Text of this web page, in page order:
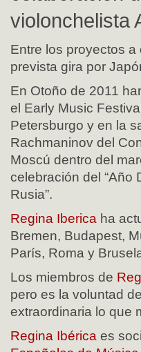
violonchelista
Entre los proyectos
prevista gira por
En Otoño de 2011
el Early Music
Petersburgo y en la
Rachmaninov del
Moscú dentro del
celebración del “Año
Rusia”.
Regina Iberica ha
Bremen, Budapest,
París, Roma y
Los miembros de
pero es la voluntad
extraordinaria lo que
Regina Ibérica es